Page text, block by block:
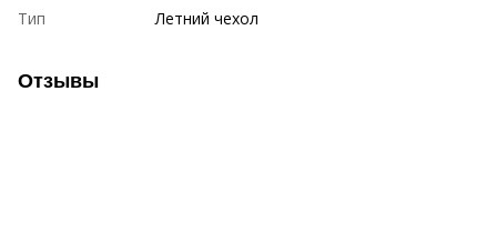
Тип
Летний чехол
Отзывы